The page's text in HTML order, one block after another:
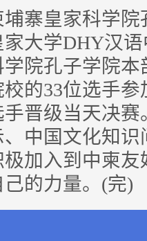
皇家科学院
家大学DHY汉
院孔子学院
的33位选手
手晋级当天决
中国文化知
加入到中柬
的力量。(完)